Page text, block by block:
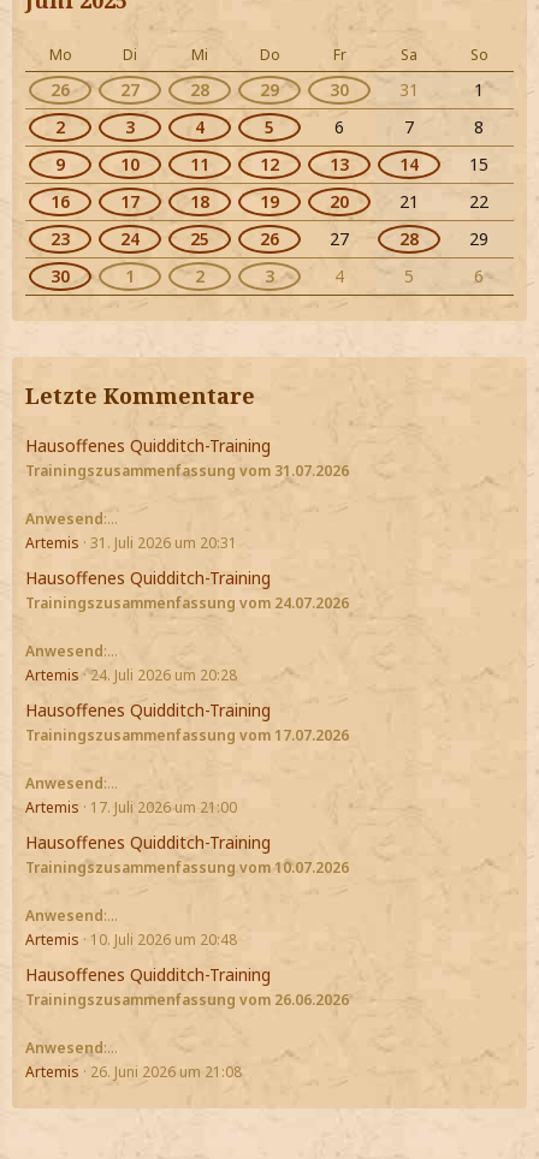
Mo Di Mi Do Fr Sa So
26 27 28 29 30 31
1
2
3 4 5 6 7
8
9
10 11 12 13 14
15
16
17 18 19 20 21
22
23
24 25 26 27 28
29
30
1 2 3 4 5 6
Letzte Kommentare
Hausoffenes Quidditch-Training
Trainingszusammenfassung vom 31.07.2026
Anwesend:…
Artemis 31. Juli 2026 um 20:31
Hausoffenes Quidditch-Training
Trainingszusammenfassung vom 24.07.2026
Anwesend:…
Artemis 24. Juli 2026 um 20:28
Hausoffenes Quidditch-Training
Trainingszusammenfassung vom 17.07.2026
Anwesend:…
Artemis
17. Juli 2026 um 21:00
Hausoffenes Quidditch-Training
Trainingszusammenfassung vom 10.07.2026
Anwesend:…
Artemis
10. Juli 2026 um 20:48
Hausoffenes Quidditch-Training
Trainingszusammenfassung vom 26.06.2026
Anwesend:…
Artemis
26. Juni 2026 um 21:08